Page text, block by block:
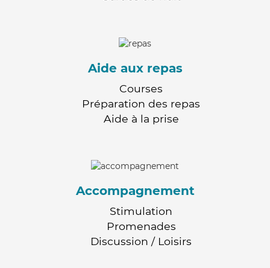
Aide aux repas
Courses
Préparation des repas
Aide à la prise
Accompagnement
Stimulation
Promenades
Discussion / Loisirs